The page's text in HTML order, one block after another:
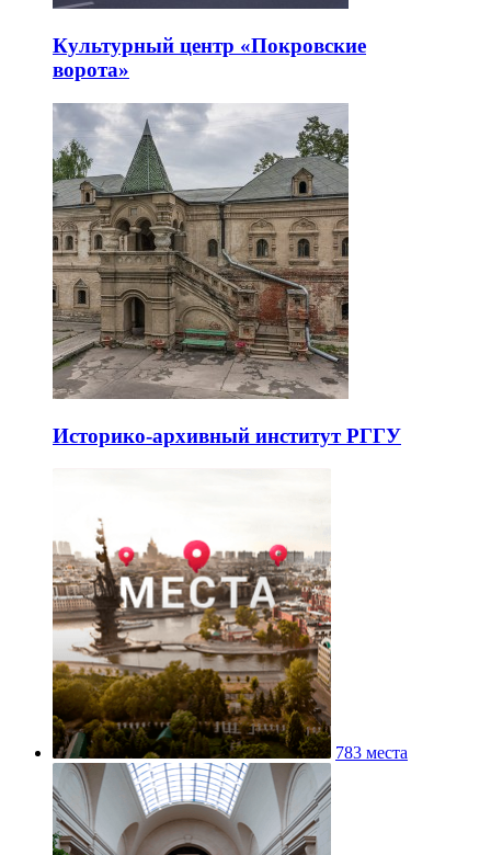
Культурный центр «Покровские
ворота»
Историко-архивный институт РГГУ
783 места